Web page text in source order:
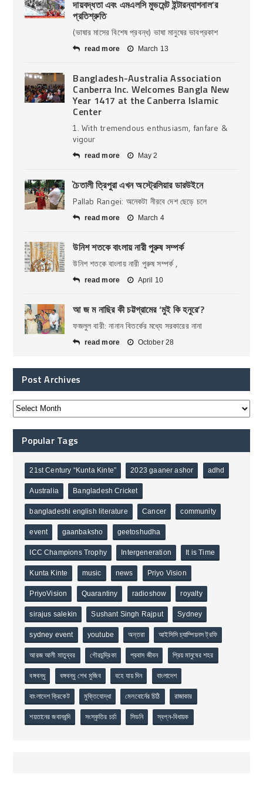
দায়বদ্ধতা এবং এমএলসি মুভমেন্ট ইন্টারন্যাশনাল’র
প্রতিশ্রুতি
(ভাষার মাসের বিশেষ প্রবন্ধ) ভাষা মানুষের ভাবপ্রকাশ
read more March 13
Bangladesh-Australia Association
Canberra Inc. Welcomes Bangla New
Year 1417 at the Canberra Islamic
Center
1. With tremendous enthusiasm, fanfare &
vigour
read more May 2
চৈতালী ত্রিপুরা এখন অস্ট্রেলিয়ার ডারউইনে
Pallab Rangei: অনেকটা নীরবে দেশ ছেড়ে চলে
read more March 4
উনিশ শতকে বাংলায় নারী পুরুষ সম্পর্ক
উনিশ শতকে বাংলায় নারী পুরুষ সম্পর্ক ,
read more April 10
আ জ ম নাছির কী চট্টগ্রামের ‘মুই কি হনুরে’?
ফজলুল বারী: নানান বিতর্কের মধ্যে সরকারের নানা
read more October 28
Post Archives
Popular Tags
21st Century “Kunta Kinte” 2023 gaaner ashor adhd
Australia Bangladesh Cricket
bangladeshi english literature Cancer community
event gaanbaksho geetoshudha
ICC Champions Trophy Intergeneration It is Time
Kunta Kinte music news Priyo Vision
PriyoVision Quarantiny radioshow royalty
sirajus salekin Sushant Singh Rajput Sydney
sydney event youtube অন্তরা আইসিসি চ্যাম্পিয়নস ট্রফি
আরজ আলী মাতুব্বর গৌরচন্দ্রিকা প্রবাস জীবন প্রিয় মানুষের শহর
বঙ্গবন্ধু বঙ্গবন্ধু শেখ মুজিব বহে যায় দিন বাংলাদেশ
বাংলাদেশ ক্রিকেট মুক্তিযোদ্ধা মেলবোর্নের চিঠি রাজাকার
শয়তানের জবানবন্দি সংস্কৃতির চর্চা সিডনি স্বপ্ন-বিধায়ক